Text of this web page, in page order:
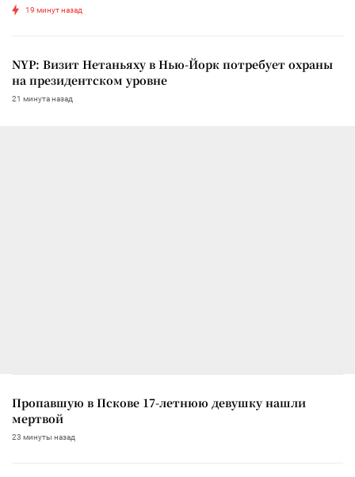
19 минут назад
NYP: Визит Нетаньяху в Нью-Йорк потребует охраны
на президентском уровне
21 минута назад
Пропавшую в Пскове 17-летнюю девушку нашли
мертвой
23 минуты назад